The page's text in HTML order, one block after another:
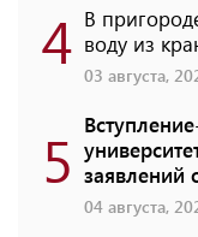
4 В
воду из
03 августа,
5 заявлений
04 августа,